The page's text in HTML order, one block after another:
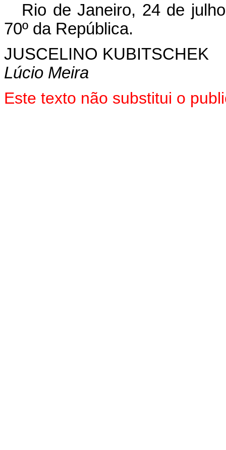
Rio de Janeiro, 24 de
70º da República.
JUSCELINO KUBITSCHEK
Lúcio Meira
Este texto não substitui o